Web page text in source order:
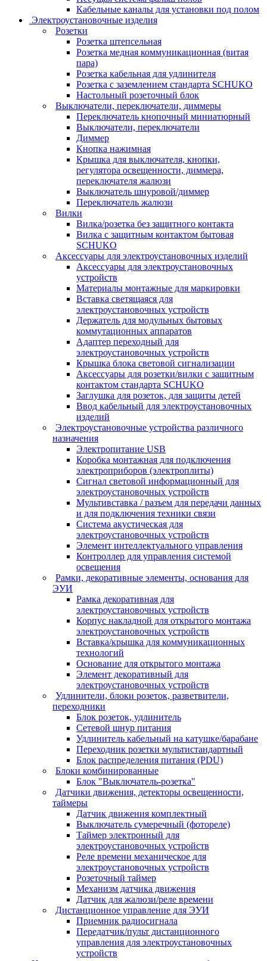
Кабельные каналы для установки под полом
Электроустановочные изделия
Розетки
Розетка штепсельная
Розетка медная коммуникационная (витая
пара)
Розетка кабельная для удлинителя
Розетка с заземлением стандарта SCHUKO
Настольный розеточный блок
Выключатели, переключатели, диммеры
Переключатель кнопочный миниатюрный
Выключатели, переключатели
Диммер
Кнопка нажимная
Крышка для выключателя, кнопки,
регулятора освещенности, диммера,
переключателя жалюзи
Выключатель шнуровой/диммер
Переключатель жалюзи
Вилки
Вилка/розетка без защитного контакта
Вилка с защитным контактом бытовая
SCHUKO
Аксессуары для электроустановочных изделий
Аксессуары для электроустановочных
устройств
Материалы монтажные для маркировки
Вставка светящаяся для
электроустановочных устройств
Держатель для модульных бытовых
коммутационных аппаратов
Адаптер переходный для
электроустановочных устройств
Крышка блока световой сигнализации
Аксессуары для розетки/вилки с защитным
контактом стандарта SCHUKO
Заглушка для розеток, для защиты детей
Ввод кабельный для электроустановочных
изделий
Электроустановочные устройства различного
назначения
Электропитание USB
Коробка монтажная для подключения
электроприборов (электроплиты)
Сигнал световой информационный для
электроустановочных устройств
Мультивставка / разъем для передачи данных
и для подключения техники связи
Система акустическая для
электроустановочных устройств
Элемент интеллектуального управления
Контроллер для управления системой
освещения
Рамки, декоративные элементы, основания для
ЭУИ
Рамка декоративная для
электроустановочных устройств
Корпус накладной для открытого монтажа
электроустановочных устройств
Вставка/крышка для коммуникационных
технологий
Основание для открытого монтажа
Элемент декоративный для
электроустановочных устройств
Удлинители, блоки розеток, разветвители,
переходники
Блок розеток, удлинитель
Сетевой шнур питания
Удлинитель кабельный на катушке/барабане
Переходник розетки мультистандартный
Блок распределения питания (PDU)
Блоки комбинированные
Блок "Выключатель-розетка"
Датчики движения, детекторы освещенности,
таймеры
Датчик движения комплектный
Выключатель сумеречный (фотореле)
Таймер электронный для
электроустановочных устройств
Реле времени механическое для
электроустановочных устройств
Розеточный таймер
Механизм датчика движения
Датчик для жалюзи/реле времени
Дистанционное управление для ЭУИ
Приемник радиосигнала
Передатчик/пульт дистанционного
управления для электроустановочных
устройств